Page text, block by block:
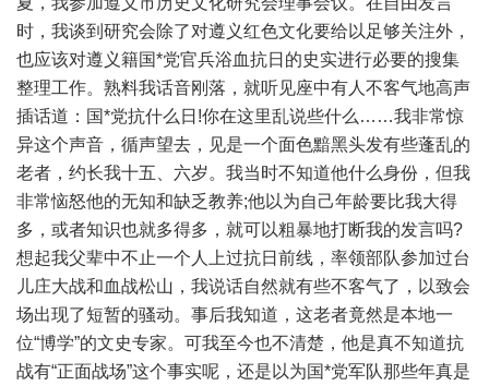
时，我谈到研究会除了对遵义红色文化要给以足够关注外，
也应该对遵义籍国*党官兵浴血抗日的史实进行必要的搜集
整理工作。熟料我话音刚落，就听见座中有人不客气地高声
插话道：国*党抗什么日!你在这里乱说些什么……我非常惊
异这个声音，循声望去，见是一个面色黯黑头发有些蓬乱的
老者，约长我十五、六岁。我当时不知道他什么身份，但我
非常恼怒他的无知和缺乏教养;他以为自己年龄要比我大得
多，或者知识也就多得多，就可以粗暴地打断我的发言吗?
想起我父辈中不止一个人上过抗日前线，率领部队参加过台
儿庄大战和血战松山，我说话自然就有些不客气了，以致会
场出现了短暂的骚动。事后我知道，这老者竟然是本地一
位“博学”的文史专家。可我至今也不清楚，他是真不知道抗
战有“正面战场”这个事实呢，还是以为国*党军队那些年真是